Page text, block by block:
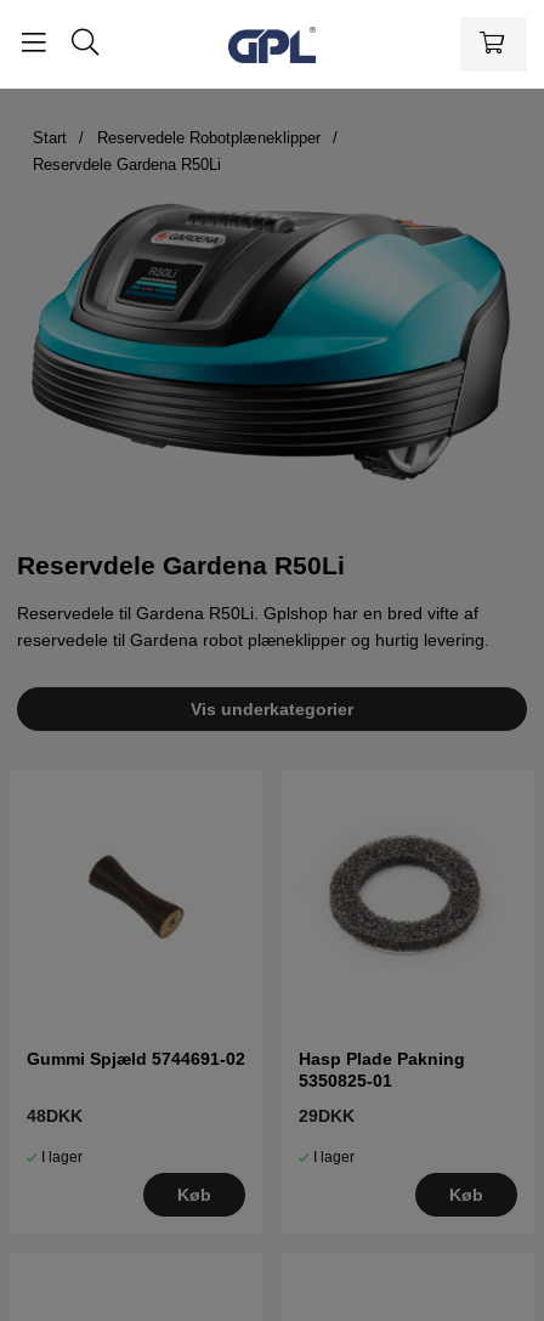
Start
Reservedele Robotplæneklipper
Reservdele Gardena R50Li
Reservdele Gardena R50Li
Reservedele til Gardena R50Li. Gplshop har en bred vifte af
reservedele til Gardena robot plæneklipper og hurtig levering.
Vis underkategorier
Gummi Spjæld 5744691-02
48DKK
I lager
Køb
Hasp Plade Pakning
5350825-01
29DKK
I lager
Køb